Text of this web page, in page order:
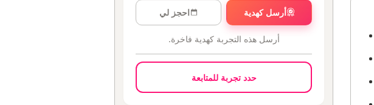
أرسل كهدية احجز لي
أرسل هذه التجربة كهدية فاخرة.
حدد تجربة للمتابعة